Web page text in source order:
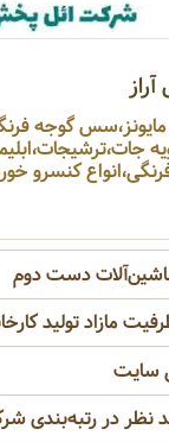
گوجه
کنسرو
دست دوم
مازاد تولید
سایت
نظر در رتبه‌بندی